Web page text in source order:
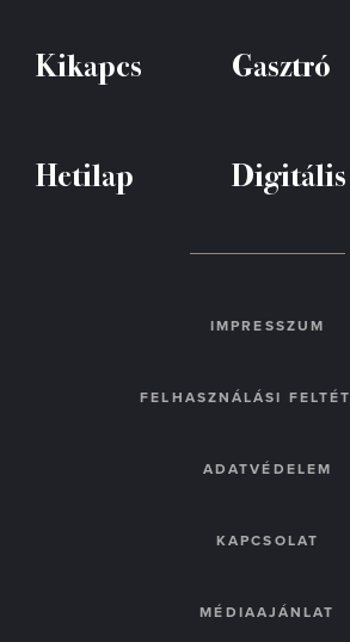
Kikapcs Gasztró
Hetilap Digitális
IMPRESSZUM
FELHASZNÁLÁSI
ADATVÉDELEM
KAPCSOLAT
MÉDIAAJÁNLAT